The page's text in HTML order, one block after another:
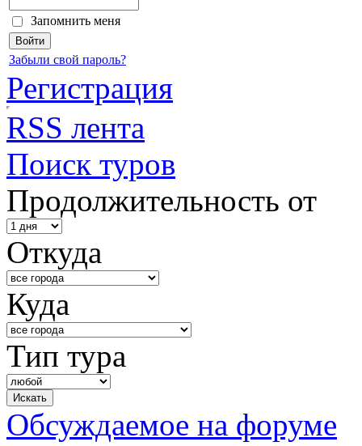
Запомнить меня
Забыли свой пароль?
Регистрация
RSS лента
Поиск туров
Продолжительность от
Откуда
Куда
Тип тура
Обсуждаемое на форуме